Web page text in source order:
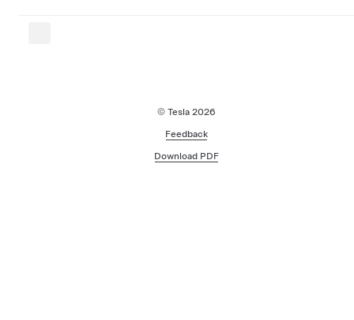
© Tesla 2026
Feedback
Download PDF